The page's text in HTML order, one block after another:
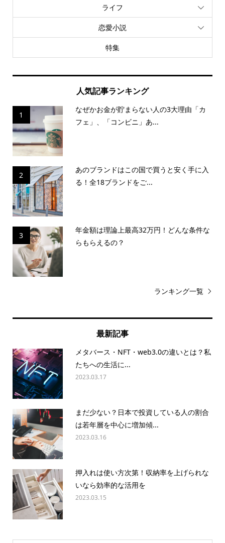
ライフ
恋愛小説
特集
人気記事ランキング
1
なぜかお金が貯まらない人の3大理由「カ
フェ」、「コンビニ」あ...
2
あのブランドはこの国で買うと安く手に入
る！全18ブランドをご...
3
年金額は理論上最高32万円！どんな条件な
らもらえるの？
ランキング一覧
最新記事
メタバース・NFT・web3.0の違いとは？私
たちへの生活に...
2023.03.17
まだ少ない？日本で投資している人の割合
は若年層を中心に増加傾...
2023.03.16
押入れは使い方次第！収納率を上げられな
いなら効率的な活用を
2023.03.15